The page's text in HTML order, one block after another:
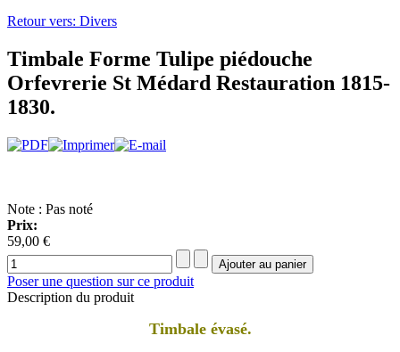
Retour vers: Divers
Timbale Forme Tulipe piédouche
Orfevrerie St Médard Restauration 1815-
1830.
Note : Pas noté
Prix:
59,00 €
Poser une question sur ce produit
Description du produit
Timbale évasé.